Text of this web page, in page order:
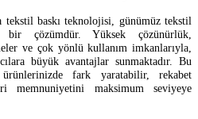
baskı teknolojisi, günümüz tekstil
bir çözümdür. Yüksek çözünürlük,
ve çok yönlü kullanım imkanlarıyla,
büyük avantajlar sunmaktadır. Bu
fark yaratabilir, rekabet
memnuniyetini maksimum seviyeye